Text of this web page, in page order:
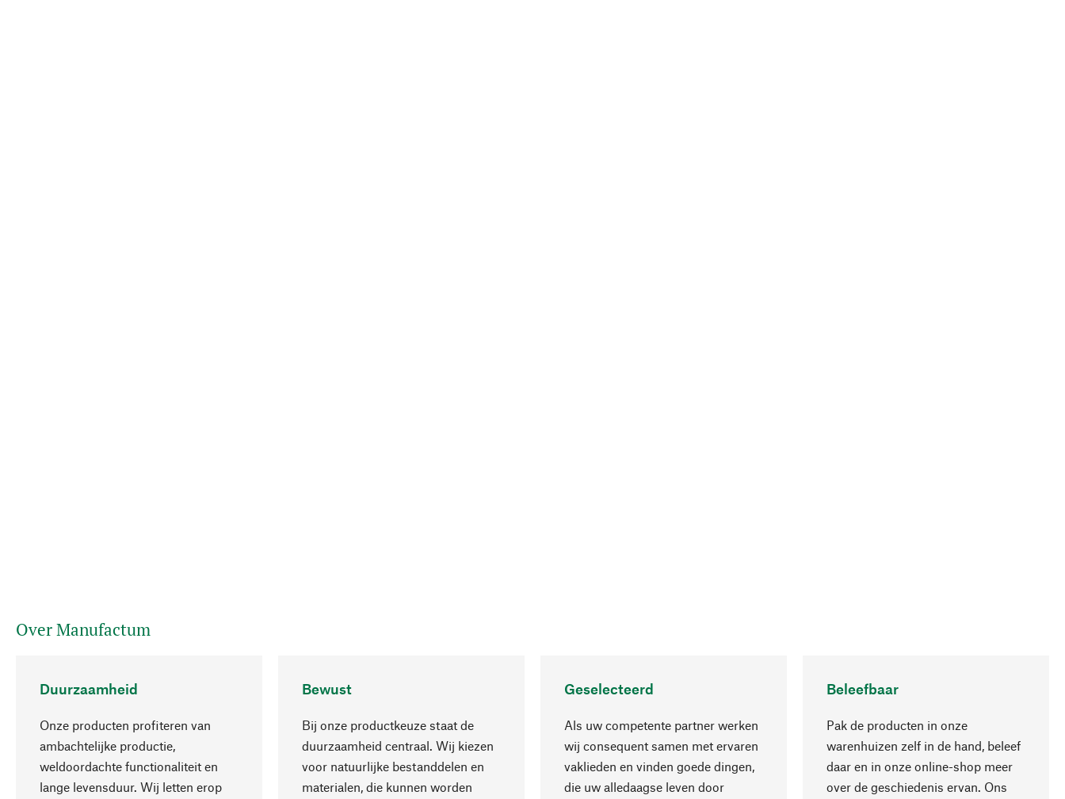
Over Manufactum
Duurzaamheid
Onze producten profiteren van
ambachtelijke productie,
weldoordachte functionaliteit en
lange levensduur. Wij letten erop
Bewust
Bij onze productkeuze staat de
duurzaamheid centraal. Wij kiezen
voor natuurlijke bestanddelen en
materialen, die kunnen worden
Geselecteerd
Als uw competente partner werken
wij consequent samen met ervaren
vaklieden en vinden goede dingen,
die uw alledaagse leven door
Beleefbaar
Pak de producten in onze
warenhuizen zelf in de hand, beleef
daar en in onze online-shop meer
over de geschiedenis ervan. Ons
Naar boven